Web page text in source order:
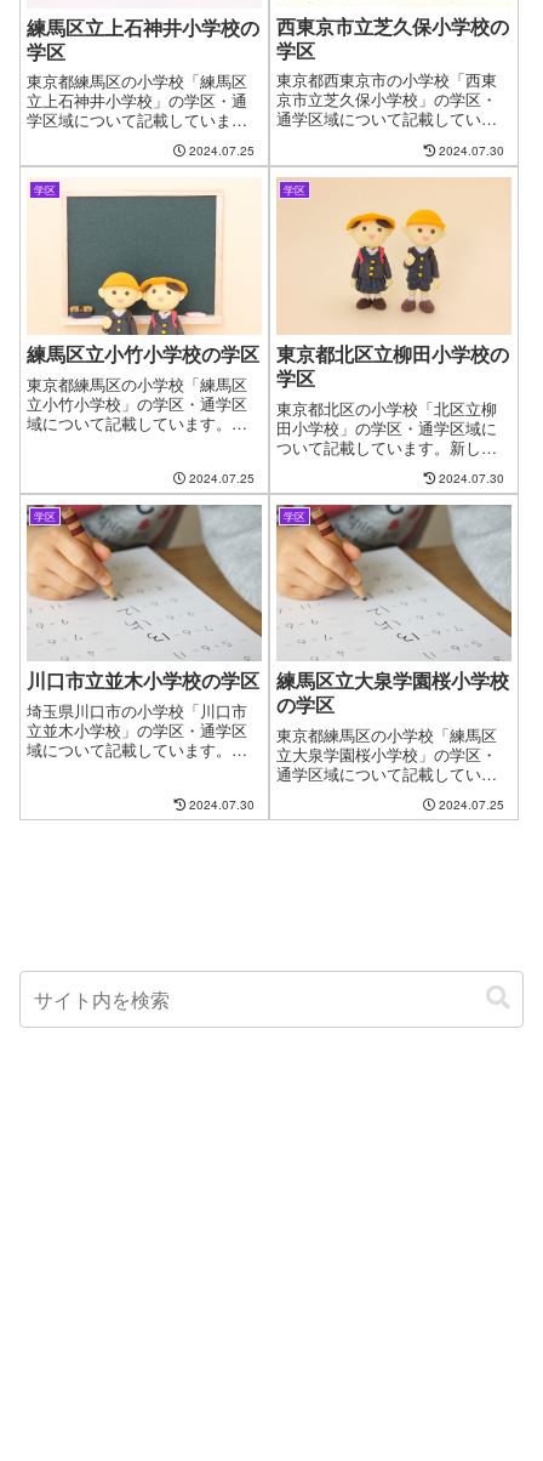
練馬区立上石神井小学校の
学区
東京都練馬区の小学校「練馬区
立上石神井小学校」の学区・通
学区域について記載していま
す。新しい住まいを探す時に良
くある問題として、お子様の通
う学校の問題があります。やっ
と見つけたお気に入りの物件も
学校が変わってしまうからと断
念するケースがございます。フ
ァインドゼロではお客様が簡単
に、学区・通学区域を指定して
物件探しができるように学区に
ついてのページを作成していま
す。
2024.07.25
西東京市立芝久保小学校の
学区
東京都西東京市の小学校「西東
京市立芝久保小学校」の学区・
通学区域について記載していま
くある問題として、お子様の通
う学校の問題があります。やっ
と見つけたお気に入りの物件も
学校が変わってしまうからと断
念するケースがございます。フ
ァインドゼロではお客様が簡単
に、学区・通学区域を指定して
物件探しができるように学区に
ついてのページを作成していま
す。
2024.07.30
学区
練馬区立小竹小学校の学区
東京都練馬区の小学校「練馬区
立小竹小学校」の学区・通学区
域について記載しています。新
の問題があります。やっと見つ
けたお気に入りの物件も学校が
変わってしまうからと断念する
ケースがございます。ファイン
ドゼロではお客様が簡単に、学
区・通学区域を指定して物件探
しができるように学区について
のページを作成しています。
2024.07.25
学区
東京都北区立柳田小学校の
学区
東京都北区の小学校「北区立柳
田小学校」の学区・通学区域に
ついて記載しています。新しい
として、お子様の通う学校の問
題があります。やっと見つけた
お気に入りの物件も学校が変わ
ってしまうからと断念するケー
スがございます。ファインドゼ
ロではお客様が簡単に、学区・
通学区域を指定して物件探しが
できるように学区についてのペ
ージを作成しています。
2024.07.30
学区
川口市立並木小学校の学区
埼玉県川口市の小学校「川口市
立並木小学校」の学区・通学区
域について記載しています。新
の問題があります。やっと見つ
けたお気に入りの物件も学校が
2024.07.30
学区
練馬区立大泉学園桜小学校
の学区
東京都練馬区の小学校「練馬区
立大泉学園桜小学校」の学区・
通学区域について記載していま
くある問題として、お子様の通
ついてのページを作成していま
2024.07.25